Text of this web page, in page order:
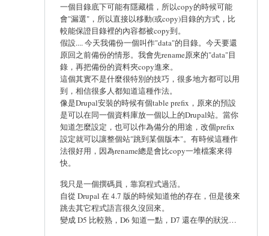
一個目錄底下可能有隱藏檔，所以copy的時候可能
會"漏選"，所以直接以移動(或copy)目錄的方式，比
較能保證目錄裡的內容都被copy到。
假設.... 今天我備份一個叫作"data"的目錄。今天要還
原回之前備份的情形。我會先rename原來的"data"目
錄，再把備份的資料夾copy進來。
這個其實不是什麼很特別的技巧，很多地方都可以用
到，相信很多人都知道這種作法。
像是Drupal安裝的時候有個table prefix，原來的預設
是可以在同一個資料庫放一個以上的Drupal站。當你
知道怎麼設定，也可以作為備分的用途，改個prefix
設定就可以讓整個站"跳到某個版本"。有時候這種作
法很好用，因為rename總是會比copy一堆檔案來得
快。
我只是一個撰碼員，靠寫程式過活。
自從 Drupal 在 4.7 版的時候知道他的存在，但是後來
跳去其它程式語言很久沒回來。
變成 D5 比較熟，D6 知道一點，D7 還在學的狀況…